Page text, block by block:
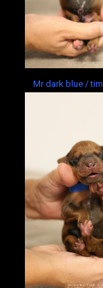
Mr dark blue /